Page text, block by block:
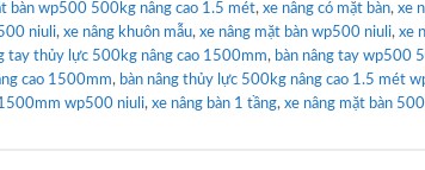
bàn wp500 500kg nâng cao 1.5 mét, xe nâng có mặt bàn, xe
niuli, xe nâng khuôn mẫu, xe nâng mặt bàn wp500 niuli, xe
tay thủy lực 500kg nâng cao 1500mm, bàn nâng tay wp500
cao 1500mm, bàn nâng thủy lực 500kg nâng cao 1.5 mét
wp500 niuli, xe nâng bàn 1 tầng, xe nâng mặt bàn